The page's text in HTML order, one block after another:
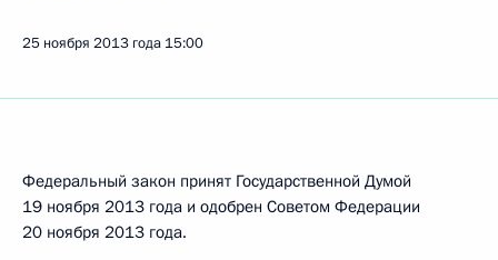
25 ноября 2013 года 15:00
Федеральный закон принят Государственной Думой
19 ноября 2013 года и одобрен Советом Федерации
20 ноября 2013 года.